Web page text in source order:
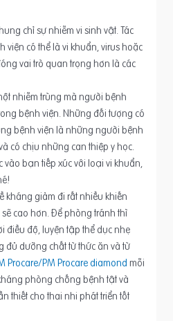
chỉ sự nhiễm vi sinh vật. Tác
viện có thể là vi khuẩn, virus hoặc
vai trò quan trọng hơn là các
nhiễm trùng mà người bệnh
bệnh viện. Những đối tượng có
bệnh viện là những người bệnh
có chịu những can thiệp y học.
vào bạn tiếp xúc với loại vi khuẩn,
kháng giảm đi rất nhiều khiến
cao hơn. Để phòng tránh thì
độ, luyện tập thể dục nhẹ
dưỡng chất từ thức ăn và từ
Procare/PM Procare diamond mỗi
phòng chống bệnh tật và
thiết cho thai nhi phát triển tốt